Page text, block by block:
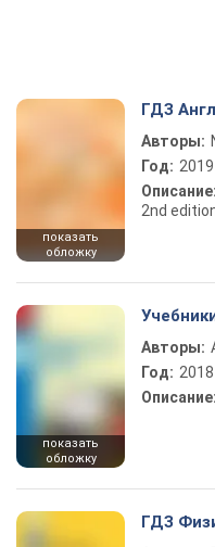
показать
обложку
ГДЗ
Авторы:
Год: 2019
Описание:
2nd
показать
обложку
Авторы:
Год: 2018
Описание:
ГДЗ